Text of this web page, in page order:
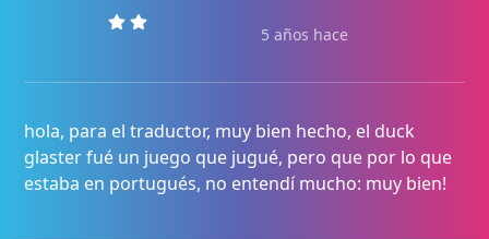
5 años hace
hola, para el traductor, muy bien hecho, el duck
glaster fué un juego que jugué, pero que por lo que
estaba en portugués, no entendí mucho: muy bien!